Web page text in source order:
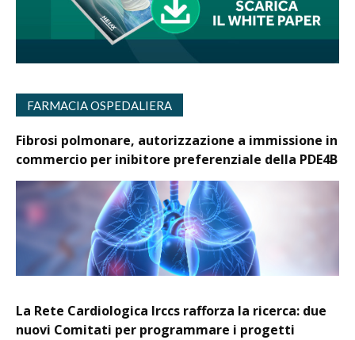
FARMACIA OSPEDALIERA
Fibrosi polmonare, autorizzazione a immissione in
commercio per inibitore preferenziale della PDE4B
La Rete Cardiologica Irccs rafforza la ricerca: due
nuovi Comitati per programmare i progetti